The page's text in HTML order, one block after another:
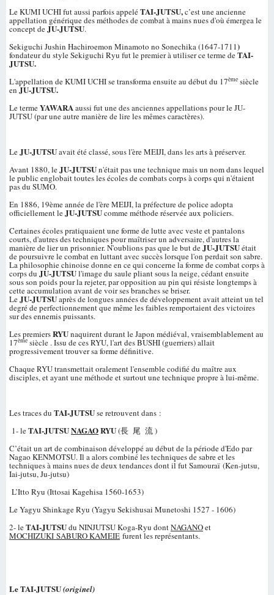
Le KUMI UCHI fut aussi parfois appeléTAI-JUTSU,c’est une ancienne
appellation générique des méthodes de combat à mains nues d'où émergea le
concept deJU-JUTSU.
Sekiguchi Jushin Hachiroemon Minamoto no Sonechika (1647-1711)
fondateur du style Sekiguchi Ryu fut le premier à utiliser ce terme deTAI-
JUTSU.
L'appellation de KUMI UCHI se transforma ensuite au début du 17ème siècle
en JU-JUTSU.
Le termeYAWARA aussi fut une des anciennes appellations pour le JU-
JUTSU (par une autre manière de lire les mêmes caractères).
LeJU-JUTSUavait été classé, sous l'ère MEIJI, dans les arts à préserver.
Avant 1880, leJU-JUTSUn'était pas une technique mais un nom dans lequel
le public englobait toutes les écoles de combats corps à corps qui n'étaient
pas du SUMO.
En 1886, 19ème année de l'ère MEIJI, la préfecture de police adopta
officiellement leJU-JUTSUcomme méthode réservée aux policiers.
Certaines écoles pratiquaient une forme de lutte avec veste et pantalons
courts, d'autres des techniques pour maîtriser un adversaire, d'autres la
manière de lier un prisonnier. N'oublions pas que le but deJU-JUTSUétait
de poursuivre le combat en luttant avec succès lorsque l'on perdait son sabre.
La philosophie chinoise donne en ce qui concerne la forme de combat corps à
corps du JU-JUTSUl'image du saule pliant sous la neige, cédant ensuite
sous son poids pour la rejeter, par opposition au pin qui résiste longtemps à
cette accumulation avant de voir ses branches se briser.
LeJU-JUTSUaprès de longues années de développement avait atteint un tel
degré de perfectionnement que même les faibles remportaient des victoires
sur des ennemis puissants.
Les premiersRYUnaquirent durant le Japon médiéval, vraisemblablement au
17ème siècle . Issu de ces RYU, l'art des BUSHI (guerriers) allait
progressivement trouver sa forme définitive.
Chaque RYU transmettait oralement l'ensemble codifié du maître aux
disciples, et ayant une méthode et surtout une technique propre à lui-même.
Les traces du TAI-JUTSUse retrouvent dans :
1- leTAI-JUTSUNAGAORYU(長 尾 流 )
C’était un art de combinaison développé au début de la période d'Edo par
Nagao KENMOTSU. Il a alors combiné les techniques de sabre et les
techniques à mains nues de deux tendances dont il fut Samouraï (Ken-jutsu,
Iai-jutsu, Ju-jutsu)
L’Itto Ryu (Ittosai Kagehisa 1560-1653)
Le Yagyu Shinkage Ryu (Yagyu Sekishusai Munetoshi 1527 - 1606)
2- leTAI-JUTSUdu NINJUTSU Koga-Ryu dontNAGANOet
MOCHIZUKI SABURO KAMEIE furent les représentants.
Le TAI-JUTSU(originel)